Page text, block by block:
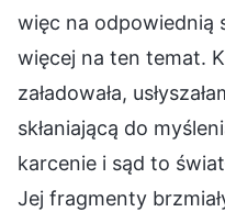
więc na odpowiednią
więcej na ten temat.
załadowała,
skłaniającą do
karcenie i sąd to
Jej fragmenty